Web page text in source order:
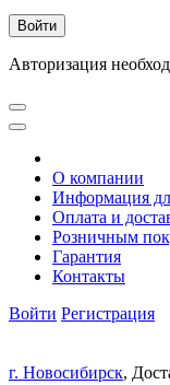
Авторизация
О компании
Информация
Оплата и
Розничным
Гарантия
Контакты
Войти Регистрация
г. Новосибирск,